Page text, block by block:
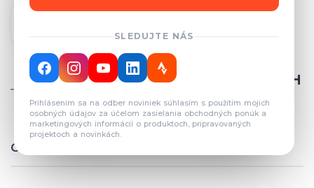
SLEDUJTE NÁS
Prihlásením sa na odber noviniek súhlasím s použitím mojich
osobných údajov za účelom zasielania obchodných ponúk a
marketingových informácií o produktoch, pripravovaných
projektoch a novinkách.
CELKOVÝ POČET REGISTROVANÝCH
TÍMOV: 82
Celkové výsledky